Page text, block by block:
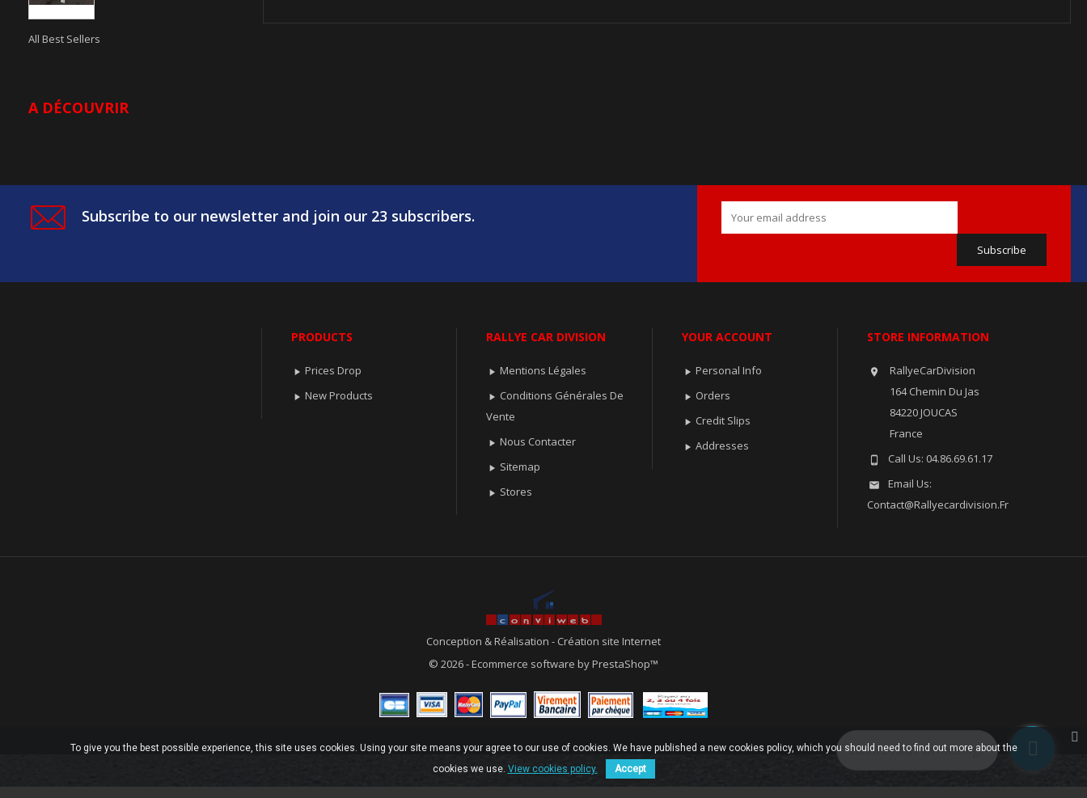
Laissez-nous un message
All Best Sellers
A DÉCOUVRIR
Subscribe to our newsletter and join our 23 subscribers.
PRODUCTS
 Prices Drop
 New Products
RALLYE CAR DIVISION
 Mentions Légales
 Conditions Générales De
Vente
 Nous Contacter
 Sitemap
 Stores
YOUR ACCOUNT
 Personal Info
 Orders
 Credit Slips
 Addresses
STORE INFORMATION

RallyeCarDivision
164 Chemin Du Jas
84220 JOUCAS
France
 Call Us: 04.86.69.61.17

Email Us:
Contact@rallyecardivision.fr
Conception & Réalisation - Création site Internet
© 2026 - Ecommerce software by PrestaShop™
To give you the best possible experience, this site uses cookies. Using your site means your agree to our use of cookies. We have published a new cookies policy, which you should need to find out more about the
cookies we use. View cookies policy. Accept